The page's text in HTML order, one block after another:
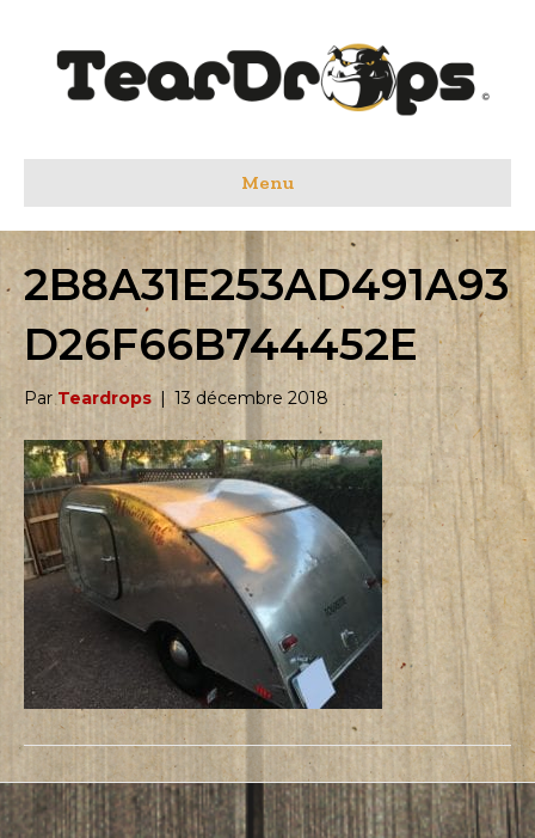
Menu
2B8A31E253AD491A93
D26F66B744452E
ParTeardrops | 13 décembre 2018